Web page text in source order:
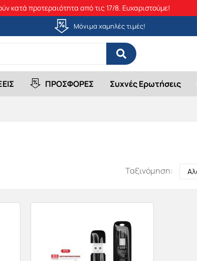
κατά προτεραιότητα από τις 17/8. Ευχαριστούμε!
Μόνιμα χαμηλές τιμές!
ΠΡΟΣΦΟΡΕΣ Συχνές Ερωτήσεις
Ταξινόμηση: